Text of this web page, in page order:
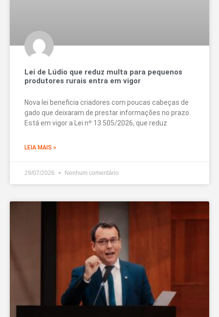
Lei de Lúdio que reduz multa para pequenos
produtores rurais entra em vigor
Nova lei beneficia criadores com poucas cabeças de
gado que deixaram de prestar informações no prazo
Está em vigor a Lei nº 13.505/2026, que reduz
LEIA MAIS »
29/07/2026 Nenhum comentário